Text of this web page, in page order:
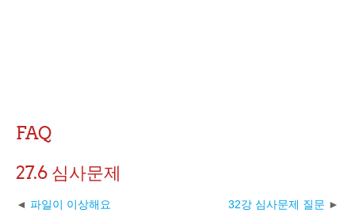
FAQ
27.6 심사문제
파일이 이상해요 32강 심사문제 질문